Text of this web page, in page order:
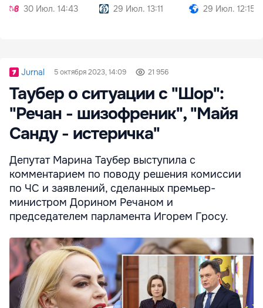
30 Июл. 14:43
29 Июл. 13:11
29 Июл. 12:15
Jurnal 5 октября 2023, 14:09 21 956
Таубер о ситуации с "Шор":
"Речан - шизофреник", "Майя
Санду - истеричка"
Депутат Марина Таубер выступила с
комментарием по поводу решения комиссии
по ЧС и заявлений, сделанных премьер-
министром Дорином Речаном и
председателем парламента Игорем Гросу.